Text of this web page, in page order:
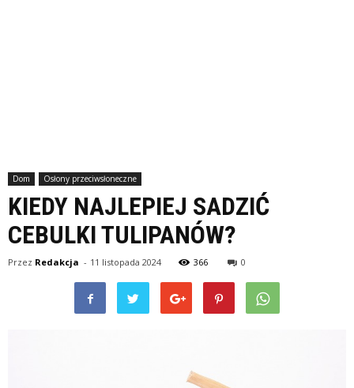
Dom Osłony przeciwsłoneczne
KIEDY NAJLEPIEJ SADZIĆ
CEBULKI TULIPANÓW?
Przez Redakcja - 11 listopada 2024 366 0